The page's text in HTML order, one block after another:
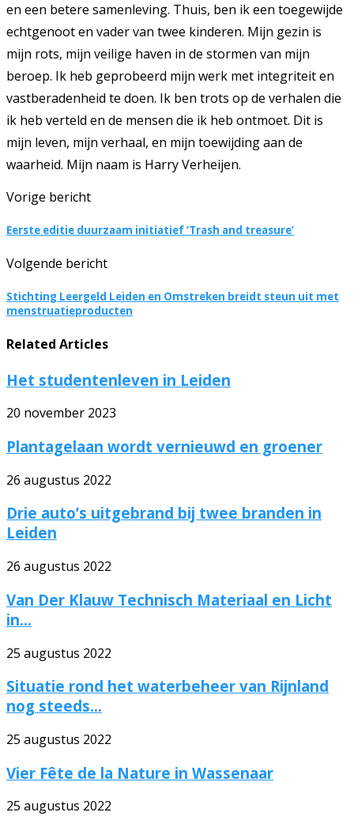
en een betere samenleving. Thuis, ben ik een toegewijde
echtgenoot en vader van twee kinderen. Mijn gezin is
mijn rots, mijn veilige haven in de stormen van mijn
beroep. Ik heb geprobeerd mijn werk met integriteit en
vastberadenheid te doen. Ik ben trots op de verhalen die
ik heb verteld en de mensen die ik heb ontmoet. Dit is
mijn leven, mijn verhaal, en mijn toewijding aan de
waarheid. Mijn naam is Harry Verheijen.
Vorige bericht
Eerste editie duurzaam initiatief ‘Trash and treasure’
Volgende bericht
Stichting Leergeld Leiden en Omstreken breidt steun uit met
menstruatieproducten
Related Articles
Het studentenleven in Leiden
20 november 2023
Plantagelaan wordt vernieuwd en groener
26 augustus 2022
Drie auto’s uitgebrand bij twee branden in
Leiden
26 augustus 2022
Van Der Klauw Technisch Materiaal en Licht
in...
25 augustus 2022
Situatie rond het waterbeheer van Rijnland
nog steeds...
25 augustus 2022
Vier Fête de la Nature in Wassenaar
25 augustus 2022